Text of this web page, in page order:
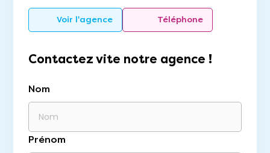
Voir l'agence Téléphone
Contactez vite notre agence !
Nom
Prénom